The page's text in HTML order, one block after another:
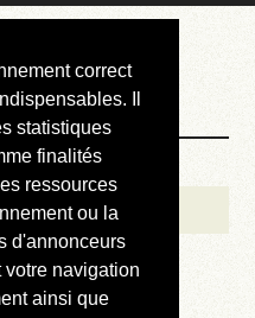
correct
Il
statistiques
finalités
ressources
ou la
d'annonceurs
navigation
ainsi que